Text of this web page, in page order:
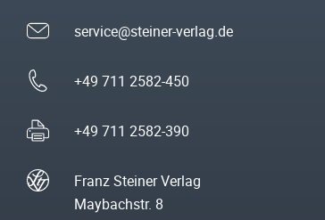
service@steiner-verlag.de
+49 711 2582-450
+49 711 2582-390
Franz Steiner Verlag
Maybachstr. 8